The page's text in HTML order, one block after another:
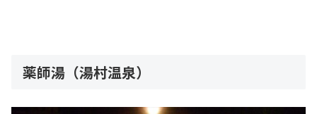
薬師湯（湯村温泉）